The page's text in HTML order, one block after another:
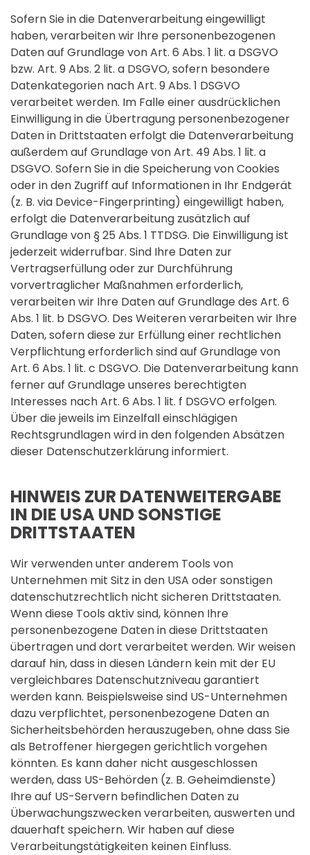
Sofern Sie in die Datenverarbeitung eingewilligt
haben, verarbeiten wir Ihre personenbezogenen
Daten auf Grundlage von Art. 6 Abs. 1 lit. a DSGVO
bzw. Art. 9 Abs. 2 lit. a DSGVO, sofern besondere
Datenkategorien nach Art. 9 Abs. 1 DSGVO
verarbeitet werden. Im Falle einer ausdrücklichen
Einwilligung in die Übertragung personenbezogener
Daten in Drittstaaten erfolgt die Datenverarbeitung
außerdem auf Grundlage von Art. 49 Abs. 1 lit. a
DSGVO. Sofern Sie in die Speicherung von Cookies
oder in den Zugriff auf Informationen in Ihr Endgerät
(z. B. via Device-Fingerprinting) eingewilligt haben,
erfolgt die Datenverarbeitung zusätzlich auf
Grundlage von § 25 Abs. 1 TTDSG. Die Einwilligung ist
jederzeit widerrufbar. Sind Ihre Daten zur
Vertragserfüllung oder zur Durchführung
vorvertraglicher Maßnahmen erforderlich,
verarbeiten wir Ihre Daten auf Grundlage des Art. 6
Abs. 1 lit. b DSGVO. Des Weiteren verarbeiten wir Ihre
Daten, sofern diese zur Erfüllung einer rechtlichen
Verpflichtung erforderlich sind auf Grundlage von
Art. 6 Abs. 1 lit. c DSGVO. Die Datenverarbeitung kann
ferner auf Grundlage unseres berechtigten
Interesses nach Art. 6 Abs. 1 lit. f DSGVO erfolgen.
Über die jeweils im Einzelfall einschlägigen
Rechtsgrundlagen wird in den folgenden Absätzen
dieser Datenschutzerklärung informiert.
HINWEIS ZUR DATENWEITERGABE
IN DIE USA UND SONSTIGE
DRITTSTAATEN
Wir verwenden unter anderem Tools von
Unternehmen mit Sitz in den USA oder sonstigen
datenschutzrechtlich nicht sicheren Drittstaaten.
Wenn diese Tools aktiv sind, können Ihre
personenbezogene Daten in diese Drittstaaten
übertragen und dort verarbeitet werden. Wir weisen
darauf hin, dass in diesen Ländern kein mit der EU
vergleichbares Datenschutzniveau garantiert
werden kann. Beispielsweise sind US-Unternehmen
dazu verpflichtet, personenbezogene Daten an
Sicherheitsbehörden herauszugeben, ohne dass Sie
als Betroffener hiergegen gerichtlich vorgehen
könnten. Es kann daher nicht ausgeschlossen
werden, dass US-Behörden (z. B. Geheimdienste)
Ihre auf US-Servern befindlichen Daten zu
Überwachungszwecken verarbeiten, auswerten und
dauerhaft speichern. Wir haben auf diese
Verarbeitungstätigkeiten keinen Einfluss.